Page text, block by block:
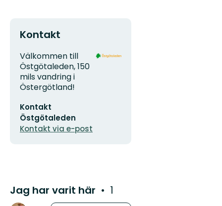
Kontakt
Adress
Välkommen till
Östgötaleden, 150
mils vandring i
Östergötland!
postadress
Kontakt
Östgötaleden
Kontakt via e-post
Organisationens
Jag har varit här 1